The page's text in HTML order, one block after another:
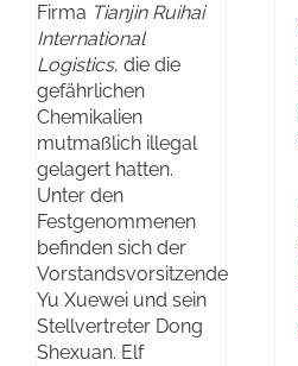
Firma Tianjin Ruihai
International
Logistics, die die
gefährlichen
Chemikalien
mutmaßlich illegal
gelagert hatten.
Unter den
Festgenommenen
befinden sich der
Vorstandsvorsitzende
Yu Xuewei und sein
Stellvertreter Dong
Shexuan. Elf